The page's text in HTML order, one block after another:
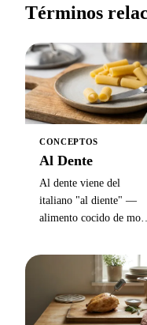
Términos
CONCEPTOS
Al Dente
Al dente viene del
italiano "al diente" —
alimento cocido de
resistencia al morderlo,
aplicado sobre todo a la
pasta, con un fino núcleo
blanco de almidón aún
visible en el centro.